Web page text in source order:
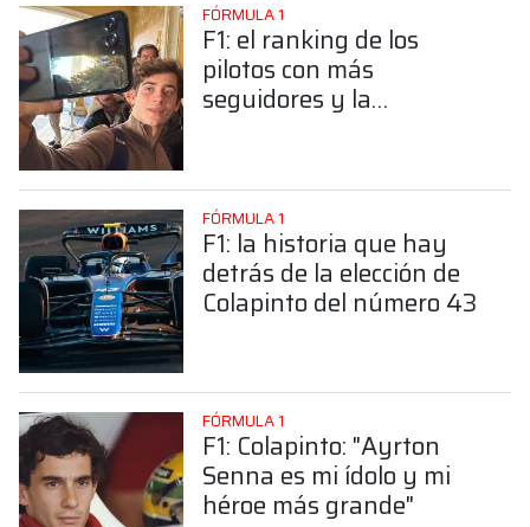
FÓRMULA 1
F1: el ranking de los
pilotos con más
seguidores y la
FÓRMULA 1
F1: la historia que hay
detrás de la elección de
Colapinto del número 43
FÓRMULA 1
F1: Colapinto: "Ayrton
Senna es mi ídolo y mi
héroe más grande"